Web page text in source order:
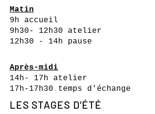
Matin
9h accueil
9h30- 12h30 atelier
12h30 - 14h pause
Après-midi
14h- 17h atelier
17h-17h30 temps d'échange
LES STAGES D'ÉTÉ